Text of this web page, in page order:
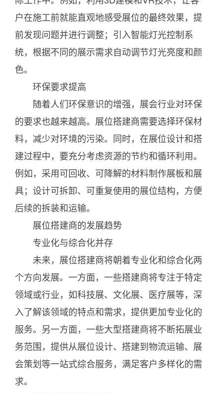
户在施工前就能直观地感受展位的最终效果，提
前发现问题并进行调整；引入智能灯光控制系
统，根据不同的展示需求自动调节灯光亮度和颜
色。
环保要求提高
随着人们环保意识的增强，展会行业对环保
的要求也越来越高。展位搭建商需要选择环保材
料，减少对环境的污染。同时，在展位设计和搭
建过程中，要充分考虑资源的节约和循环利用。
例如，采用可回收、可降解的材料制作展板和展
具；设计可拆卸、可重复使用的展位结构，方便
后续的拆装和运输。
展位搭建商的发展趋势
专业化与综合化并存
未来，展位搭建商将朝着专业化和综合化两
个方向发展。一方面，一些搭建商将专注于特定
领域或行业，如科技展、文化展、医疗展等，深
入了解该领域的特点和需求，提供更加专业化的
服务。另一方面，一些大型搭建商将不断拓展业
务范围，提供从展位设计、搭建到物流运输、展
会策划等一站式综合服务，满足客户多样化的需
求。